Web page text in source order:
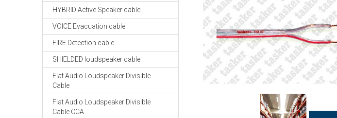
HYBRID Active Speaker cable
VOICE Evacuation cable
FIRE Detection cable
SHIELDED loudspeaker cable
Flat Audio Loudspeaker Divisible
Cable
Flat Audio Loudspeaker Divisible
Cable CCA